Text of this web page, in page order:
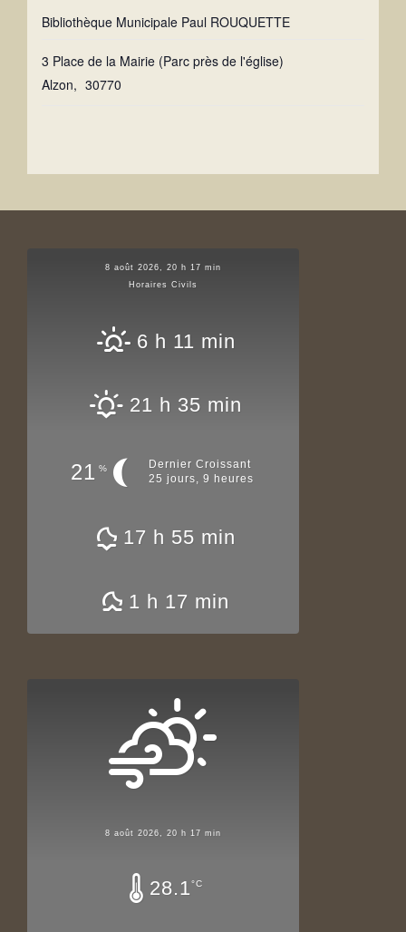
Bibliothèque Municipale Paul ROUQUETTE
3 Place de la Mairie (Parc près de l'église)
Alzon, 30770
8 août 2026, 20 h 17 min
Horaires Civils
6 h 11 min
21 h 35 min
21 %
Dernier Croissant
25 jours, 9 heures
17 h 55 min
1 h 17 min
8 août 2026, 20 h 17 min
28.1°C